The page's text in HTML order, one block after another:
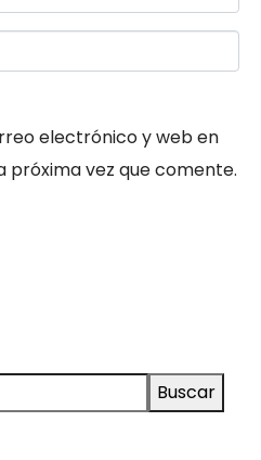
electrónico y web en
próxima vez que comente.
Buscar